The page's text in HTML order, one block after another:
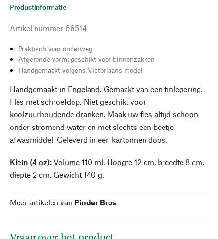
Productinformatie
Artikel nummer 66514
Praktisch voor onderweg
Afgeronde vorm: geschikt voor binnenzakken
Handgemaakt volgens Victoriaans model
Handgemaakt in Engeland. Gemaakt van een tinlegering.
Fles met schroefdop. Niet geschikt voor
koolzuurhoudende dranken. Maak uw fles altijd schoon
onder stromend water en met slechts een beetje
afwasmiddel. Geleverd in een kartonnen doos.
Klein (4 oz): Volume 110 ml. Hoogte 12 cm, breedte 8 cm,
diepte 2 cm. Gewicht 140 g.
Meer artikelen van Pinder Bros